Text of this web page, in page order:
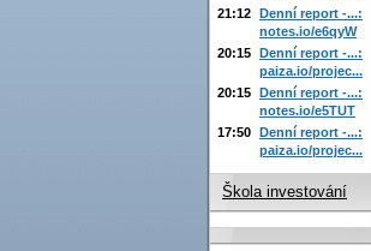
21:12 Denní report -...:
notes.io/e6qyW
20:15 Denní report -...:
paiza.io/projec...
20:15 Denní report -...:
notes.io/e5TUT
17:50 Denní report -...:
paiza.io/projec...
Škola investování